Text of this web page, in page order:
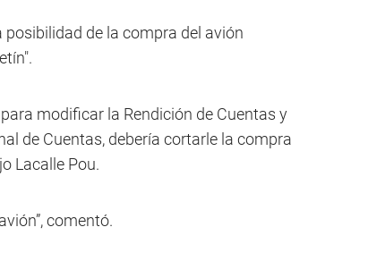
de la compra del avión
modificar la Rendición de Cuentas y
de Cuentas, debería cortarle la compra
Lacalle Pou.
comentó.